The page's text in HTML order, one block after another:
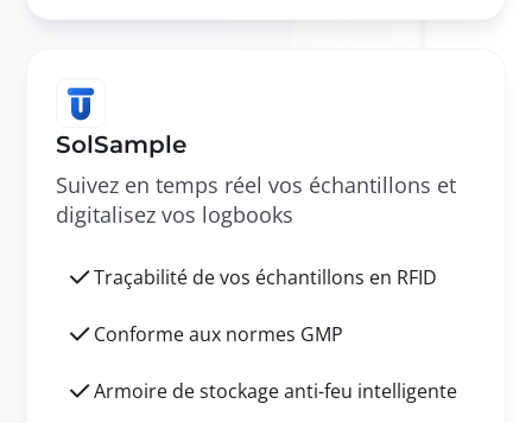
SolSample
Suivez en temps réel vos échantillons et
digitalisez vos logbooks
Traçabilité de vos échantillons en RFID
Conforme aux normes GMP
Armoire de stockage anti-feu intelligente